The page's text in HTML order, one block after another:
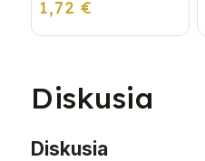
1,72 €
Diskusia
Diskusia